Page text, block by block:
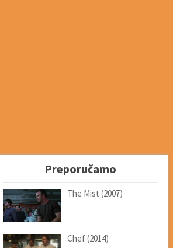
Preporučamo
The Mist (2007)
Chef (2014)